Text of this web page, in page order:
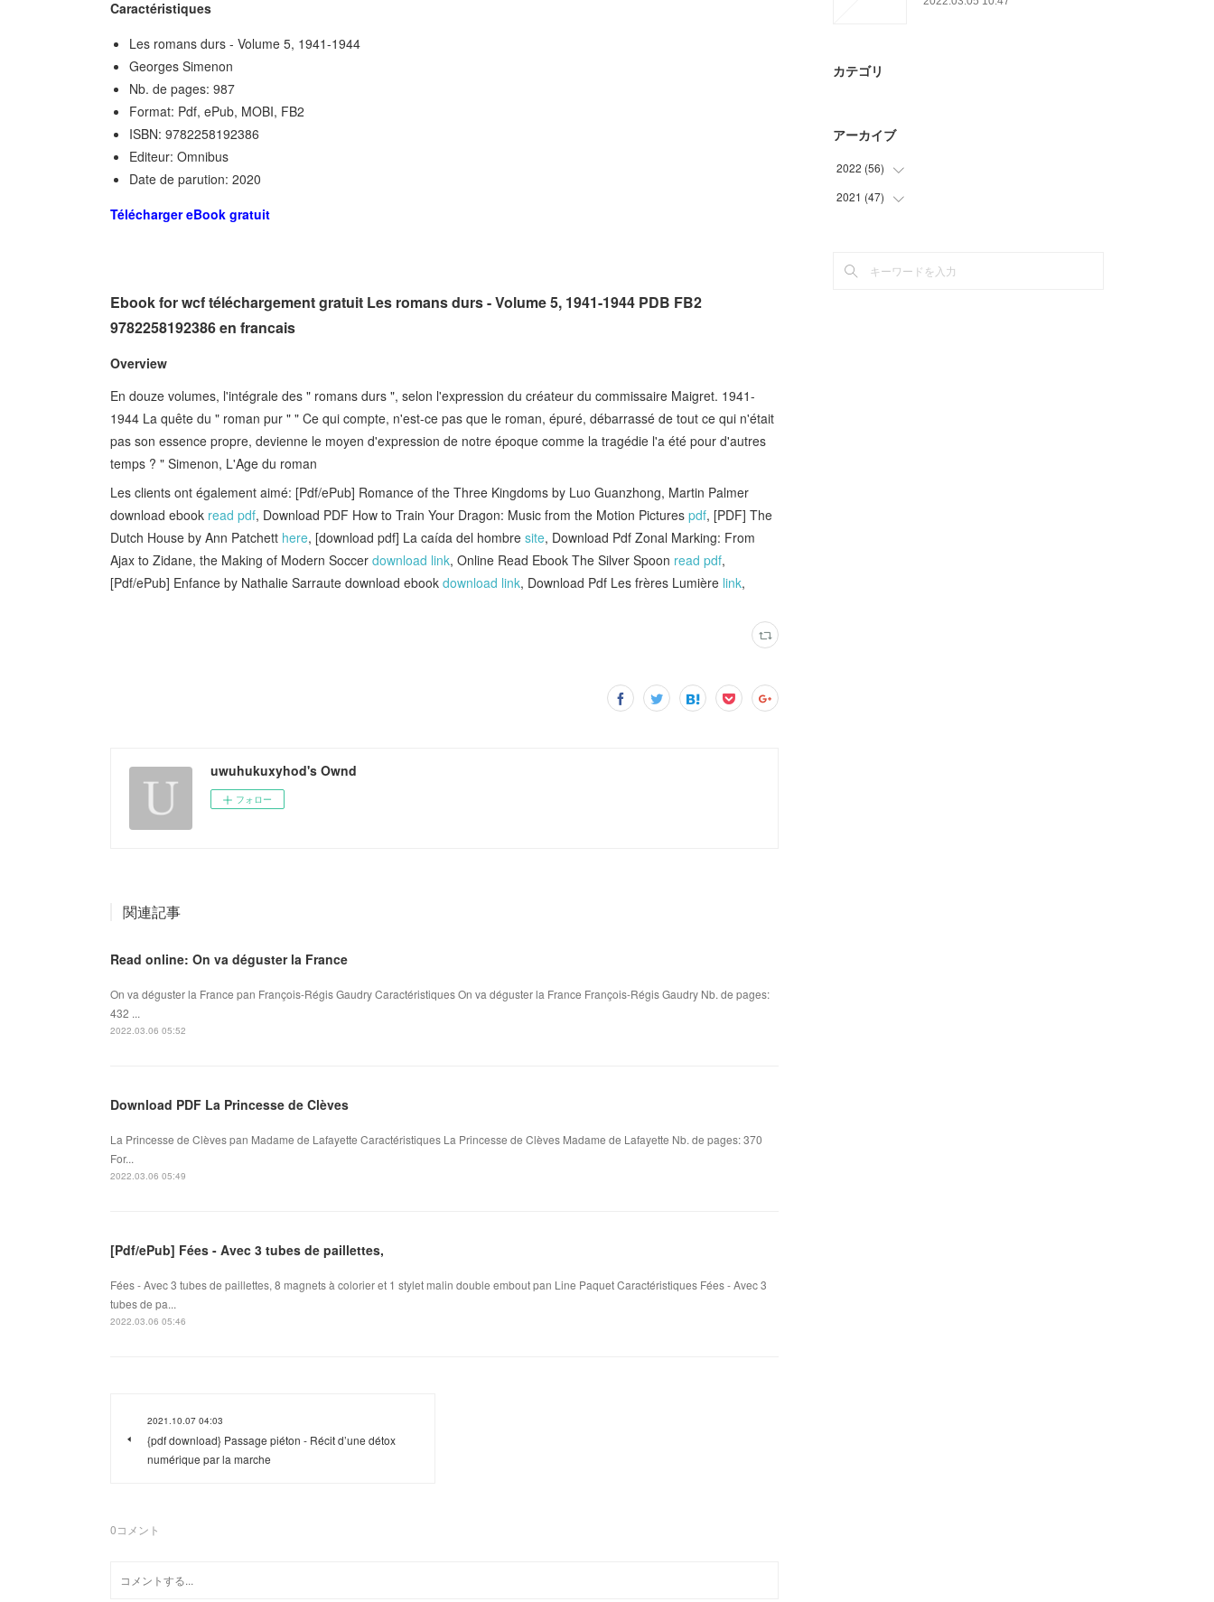
Caractéristiques
Les romans durs - Volume 5, 1941-1944
Georges Simenon
Nb. de pages: 987
Format: Pdf, ePub, MOBI, FB2
ISBN: 9782258192386
Editeur: Omnibus
Date de parution: 2020
Télécharger eBook gratuit
Ebook for wcf téléchargement gratuit Les romans durs - Volume 5, 1941-1944 PDB FB2
9782258192386 en francais
Overview
En douze volumes, l'intégrale des " romans durs ", selon l'expression du créateur du commissaire Maigret. 1941-
1944 La quête du " roman pur " " Ce qui compte, n'est-ce pas que le roman, épuré, débarrassé de tout ce qui n'était
pas son essence propre, devienne le moyen d'expression de notre époque comme la tragédie l'a été pour d'autres
temps ? " Simenon, L'Age du roman
Les clients ont également aimé: [Pdf/ePub] Romance of the Three Kingdoms by Luo Guanzhong, Martin Palmer
download ebook read pdf, Download PDF How to Train Your Dragon: Music from the Motion Pictures pdf, [PDF] The
Dutch House by Ann Patchett here, [download pdf] La caída del hombre site, Download Pdf Zonal Marking: From
Ajax to Zidane, the Making of Modern Soccer download link, Online Read Ebook The Silver Spoon read pdf,
[Pdf/ePub] Enfance by Nathalie Sarraute download ebook download link, Download Pdf Les frères Lumière link,
uwuhukuxyhod's Ownd
フォロー
関連記事
Read online: On va déguster la France
On va déguster la France pan François-Régis Gaudry Caractéristiques On va déguster la France François-Régis Gaudry Nb. de pages:
432 ...
2022.03.06 05:52
Download PDF La Princesse de Clèves
La Princesse de Clèves pan Madame de Lafayette Caractéristiques La Princesse de Clèves Madame de Lafayette Nb. de pages: 370
For...
2022.03.06 05:49
[Pdf/ePub] Fées - Avec 3 tubes de paillettes,
Fées - Avec 3 tubes de paillettes, 8 magnets à colorier et 1 stylet malin double embout pan Line Paquet Caractéristiques Fées - Avec 3
tubes de pa...
2022.03.06 05:46
2021.10.07 04:03
{pdf download} Passage piéton - Récit d’une détox
numérique par la marche
0コメント
カテゴリ
アーカイブ
2022 (56)
(12
)
2021 (47)
(